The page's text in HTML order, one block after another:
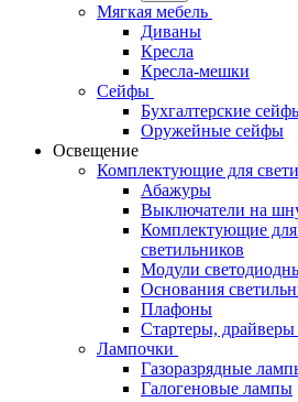
Мягкая мебель
Диваны
Кресла
Кресла-мешки
Сейфы
Бухгалтерские
Оружейные сейфы
Освещение
Комплектующие для
Абажуры
Выключатели на
Комплектующие для
светильников
Модули
Основания
Плафоны
Стартеры,
Лампочки
Газоразрядные
Галогеновые лампы